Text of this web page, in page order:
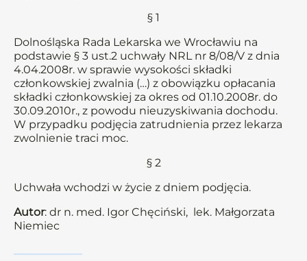
§ 1
Dolnośląska Rada Lekarska we Wrocławiu na
podstawie § 3 ust.2 uchwały NRL nr 8/08/V z dnia
4.04.2008r. w sprawie wysokości składki
członkowskiej zwalnia (…) z obowiązku opłacania
składki członkowskiej za okres od 01.10.2008r. do
30.09.2010r., z powodu nieuzyskiwania dochodu.
W przypadku podjęcia zatrudnienia przez lekarza
zwolnienie traci moc.
§ 2
Uchwała wchodzi w życie z dniem podjęcia.
Autor: dr n. med. Igor Chęciński, lek. Małgorzata
Niemiec